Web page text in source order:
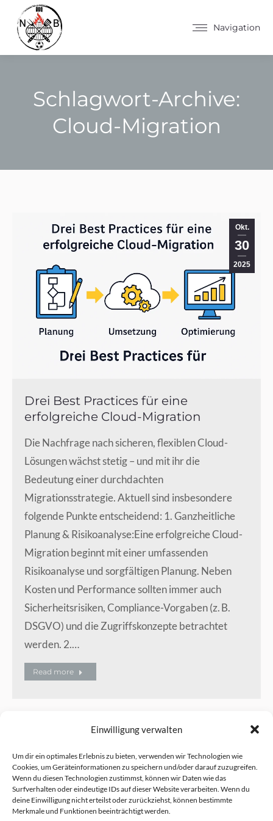
Einwilligung verwalten
Um dir ein optimales Erlebnis zu bieten, verwenden wir Technologien wie
Cookies, um Geräteinformationen zu speichern und/oder darauf zuzugreifen.
Wenn du diesen Technologien zustimmst, können wir Daten wie das
Surfverhalten oder eindeutige IDs auf dieser Website verarbeiten. Wenn du
deine Einwilligung nicht erteilst oder zurückziehst, können bestimmte
Merkmale und Funktionen beeinträchtigt werden.
Navigation
Schlagwort-Archive:
Cloud-Migration
Okt.
30
2025
Drei Best Practices für eine
erfolgreiche Cloud-Migration
Die Nachfrage nach sicheren, flexiblen Cloud-
Lösungen wächst stetig – und mit ihr die
Bedeutung einer durchdachten
Migrationsstrategie. Aktuell sind insbesondere
folgende Punkte entscheidend: 1. Ganzheitliche
Planung & Risikoanalyse:Eine erfolgreiche Cloud-
Migration beginnt mit einer umfassenden
Risikoanalyse und sorgfältigen Planung. Neben
Kosten und Performance sollten immer auch
Sicherheitsrisiken, Compliance-Vorgaben (z. B.
DSGVO) und die Zugriffskonzepte betrachtet
werden. 2.…
Read more
Folge mir auch auf: